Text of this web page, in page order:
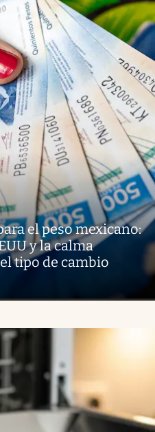
el peso mexicano:
y la calma
tipo de cambio